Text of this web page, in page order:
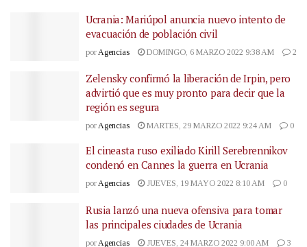
Ucrania: Mariúpol anuncia nuevo intento de
evacuación de población civil
por Agencias DOMINGO, 6 MARZO 2022 9:38 AM 2
Zelensky confirmó la liberación de Irpin, pero
advirtió que es muy pronto para decir que la
región es segura
porAgencias MARTES, 29 MARZO 2022 9:24 AM 0
El cineasta ruso exiliado Kirill Serebrennikov
condenó en Cannes la guerra en Ucrania
porAgencias JUEVES, 19 MAYO 2022 8:10 AM 0
Rusia lanzó una nueva ofensiva para tomar
las principales ciudades de Ucrania
por Agencias JUEVES, 24 MARZO 2022 9:00 AM 3